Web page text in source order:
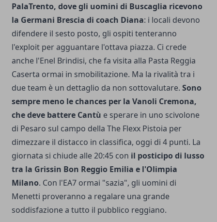
PalaTrento, dove gli uomini di Buscaglia ricevono
la Germani Brescia di coach Diana: i locali devono
difendere il sesto posto, gli ospiti tenteranno
l'exploit per agguantare l'ottava piazza. Ci crede
anche l'Enel Brindisi, che fa visita alla Pasta Reggia
Caserta ormai in smobilitazione. Ma la rivalità tra i
due team è un dettaglio da non sottovalutare. Sono
sempre meno le chances per la Vanoli Cremona,
che deve battere Cantù e sperare in uno scivolone
di Pesaro sul campo della The Flexx Pistoia per
dimezzare il distacco in classifica, oggi di 4 punti. La
giornata si chiude alle 20:45 con il posticipo di lusso
tra la Grissin Bon Reggio Emilia e l'Olimpia
Milano. Con l'EA7 ormai "sazia", gli uomini di
Menetti proveranno a regalare una grande
soddisfazione a tutto il pubblico reggiano.